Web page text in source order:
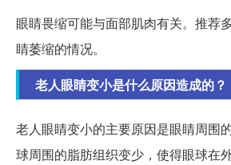
眼睛畏缩可能与面部肌肉有关。推荐
睛萎缩的情况。
老人眼睛变小是什么原因造成的？
老人眼睛变小的主要原因是眼睛周围
球周围的脂肪组织变少，使得眼球在